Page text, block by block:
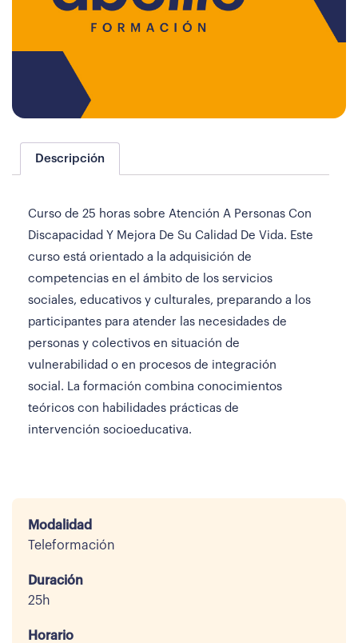
Descripción
Curso de 25 horas sobre Atención A Personas Con
Discapacidad Y Mejora De Su Calidad De Vida. Este
curso está orientado a la adquisición de
competencias en el ámbito de los servicios
sociales, educativos y culturales, preparando a los
participantes para atender las necesidades de
personas y colectivos en situación de
vulnerabilidad o en procesos de integración
social. La formación combina conocimientos
teóricos con habilidades prácticas de
intervención socioeducativa.
Modalidad
Teleformación
Duración
25h
Horario